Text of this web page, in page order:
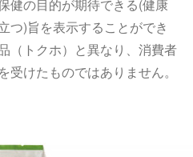
健の目的が期待できる(健康
つ)旨を表示することができ
（トクホ）と異なり、消費者
受けたものではありません。